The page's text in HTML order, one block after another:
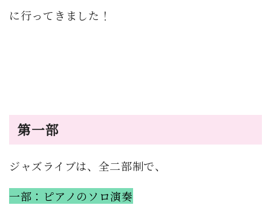
に行ってきました！
第一部
ジャズライブは、全二部制で、
一部：ピアノのソロ演奏